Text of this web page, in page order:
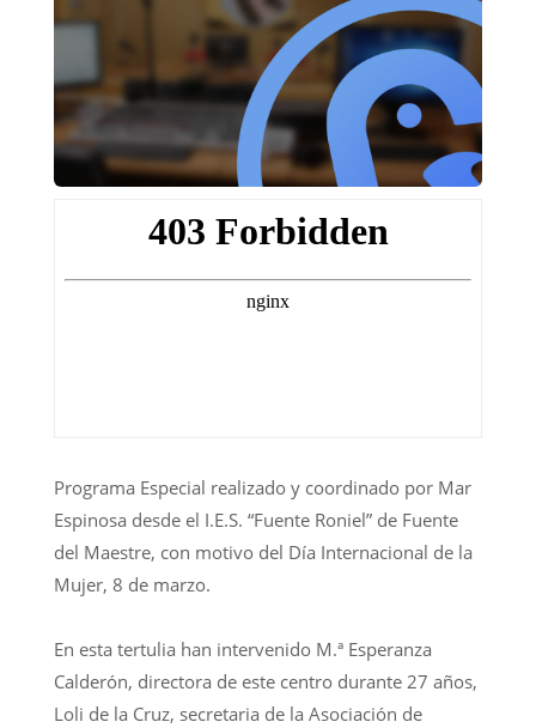
Programa Especial realizado y coordinado por Mar
Espinosa desde el I.E.S. “Fuente Roniel” de Fuente
del Maestre, con motivo del Día Internacional de la
Mujer, 8 de marzo.
En esta tertulia han intervenido M.ª Esperanza
Calderón, directora de este centro durante 27 años,
Loli de la Cruz, secretaria de la Asociación de